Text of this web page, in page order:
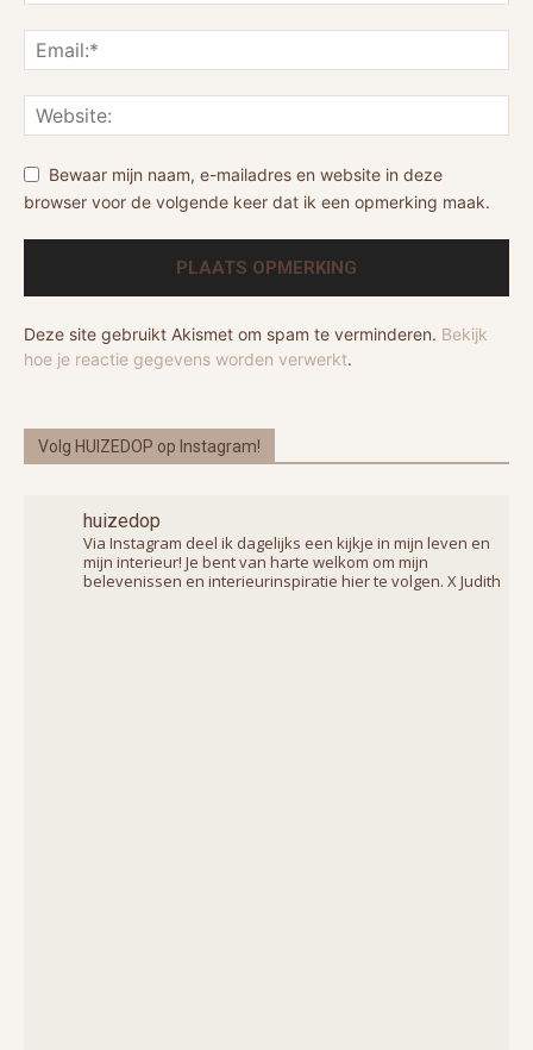
Bewaar mijn naam, e-mailadres en website in deze
browser voor de volgende keer dat ik een opmerking maak.
Deze site gebruikt Akismet om spam te verminderen. Bekijk
hoe je reactie gegevens worden verwerkt.
Volg HUIZEDOP op Instagram!
huizedop
Via Instagram deel ik dagelijks een kijkje in mijn leven en
mijn interieur! Je bent van harte welkom om mijn
belevenissen en interieurinspiratie hier te volgen. X Judith